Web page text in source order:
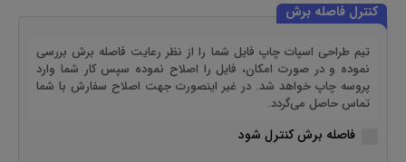
کنترل فاصله برش
تیم طراحی اسپات چاپ فایل شما را از نظر رعایت فاصله برش بررسی
نموده و در صورت امکان، فایل را اصلاح نموده سپس کار شما وارد
پروسه چاپ خواهد شد. در غیر اینصورت جهت اصلاح سفارش با شما
تماس حاصل می‌گردد.
فاصله برش کنترل شود